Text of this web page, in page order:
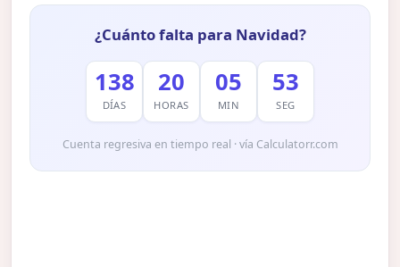
¿Cuánto falta para Navidad?
138
DÍAS
20
HORAS
05
MIN
52
SEG
Cuenta regresiva en tiempo real · vía Calculatorr.com